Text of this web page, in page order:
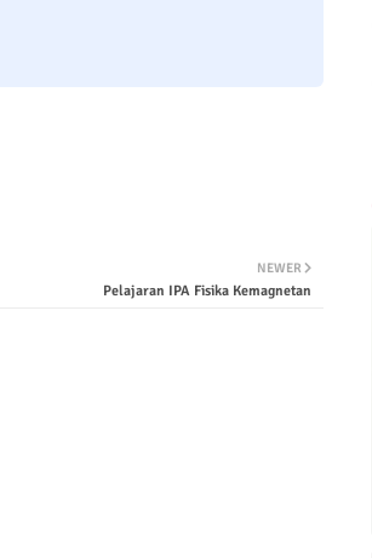
NEWER
Pelajaran IPA Fisika Kemagnetan